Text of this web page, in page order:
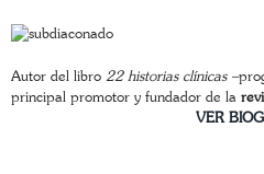
Autor del libro 22 historias clínicas –
principal promotor y fundador de la
VER